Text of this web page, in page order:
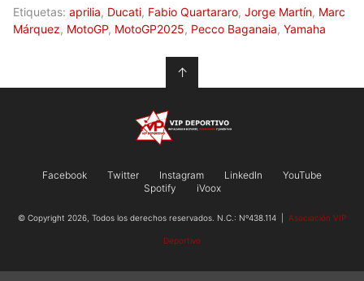
Etiquetas: aprilia, Ducati, Fabio Quartararo, Jorge Martín, Marc
Márquez, MotoGP, MotoGP2025, Pecco Baganaia, Yamaha
↑
Facebook Twitter Instagram LinkedIn
YouTube
Spotify
iVoox
© Copyright 2026, Todos los derechos reservados. N.C.: Nº438.114 | Asociación VIP
Deportivo